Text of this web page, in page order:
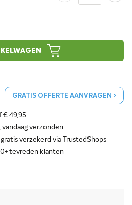
GRATIS OFFERTE AANVRAGEN >
€ 49,95
verzonden
verzekerd via TrustedShops
tevreden klanten